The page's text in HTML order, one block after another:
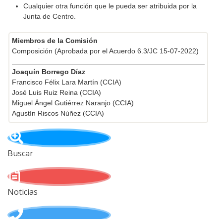
Cualquier otra función que le pueda ser atribuida por la
Junta de Centro.
Miembros de la Comisión
Composición (Aprobada por el Acuerdo 6.3/JC 15-07-2022)
Joaquín Borrego Díaz
Francisco Félix Lara Martín (CCIA)
José Luis Ruiz Reina (CCIA)
Miguel Ángel Gutiérrez Naranjo (CCIA)
Agustín Riscos Núñez (CCIA)
Buscar
Noticias